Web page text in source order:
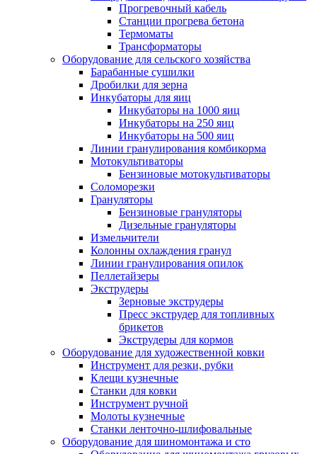
Прогревочный кабель
Станции прогрева бетона
Термоматы
Трансформаторы
Оборудование для сельского хозяйства
Барабанные сушилки
Дробилки для зерна
Инкубаторы для яиц
Инкубаторы на 1000 яиц
Инкубаторы на 250 яиц
Инкубаторы на 500 яиц
Линии гранулирования комбикорма
Мотокультиваторы
Бензиновые мотокультиваторы
Соломорезки
Грануляторы
Бензиновые грануляторы
Дизельные грануляторы
Измельчители
Колонны охлаждения гранул
Линии гранулирования опилок
Пеллетайзеры
Экструдеры
Зерновые экструдеры
Пресс экструдер для топливных
брикетов
Экструдеры для кормов
Оборудование для художественной ковки
Инструмент для резки, рубки
Клещи кузнечные
Станки для ковки
Инструмент ручной
Молоты кузнечные
Станки ленточно-шлифовальные
Оборудование для шиномонтажа и сто